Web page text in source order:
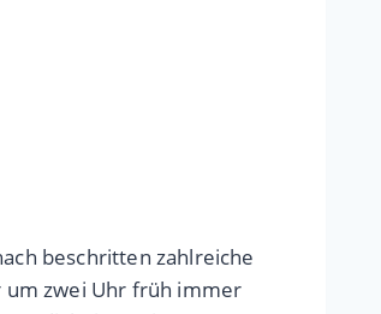
beschritten zahlreiche
um zwei Uhr früh immer